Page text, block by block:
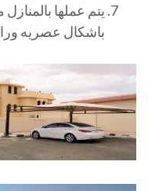
يتم عملها
باشكال عصريه